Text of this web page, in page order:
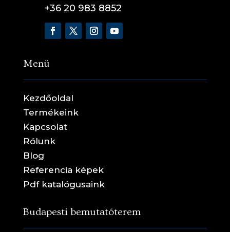
+36 20 983 8852
Menü
Kezdőoldal
Termékeink
Kapcsolat
Rólunk
Blog
Referencia képek
Pdf katalógusaink
Budapesti bemutatóterem